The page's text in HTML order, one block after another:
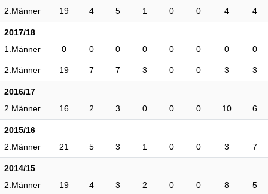
2.Männer
19 4 5 1 0 0 4 4
2017/18
1.Männer
0 0 0 0 0 0 0 0
2.Männer 19 7 7 3 0 0 3 3
2016/17
2.Männer
16 2 3 0 0 0 10 6
2015/16
2.Männer
21 5 3 1 0 0 3 7
2014/15
2.Männer
19 4 3 2 0 0 8 5